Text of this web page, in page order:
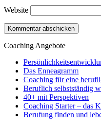
Website
Coaching Angebote
Das Enneagramm
Coaching für eine
Beruflich selbstständig
40+ mit Perspektiven
Coaching Starter – das
Berufung finden und